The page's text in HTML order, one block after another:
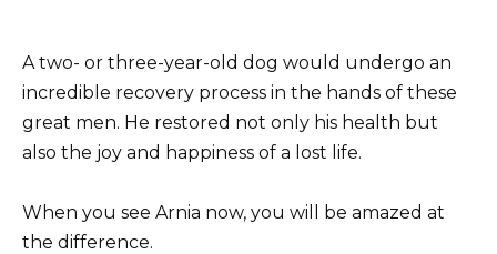
A two- or three-year-old dog would undergo an
incredible recovery process in the hands of these
great men. He restored not only his health but
also the joy and happiness of a lost life.
When you see Arnia now, you will be amazed at
the difference.